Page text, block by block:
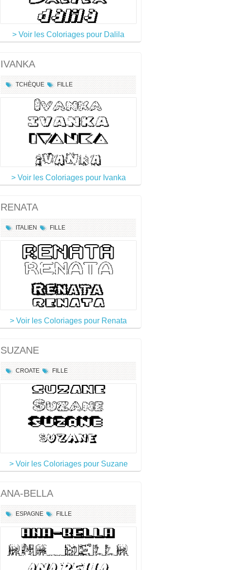
> Voir les Coloriages pour Dalila
IVANKA
TCHÈQUE FILLE
> Voir les Coloriages pour Ivanka
RENATA
ITALIEN FILLE
> Voir les Coloriages pour Renata
SUZANE
CROATE FILLE
> Voir les Coloriages pour Suzane
ANA-BELLA
ESPAGNE FILLE